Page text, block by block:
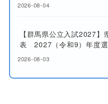
2026-08-04
【群馬県公立入試2027
表 2027（令和9）年度
2026-08-03